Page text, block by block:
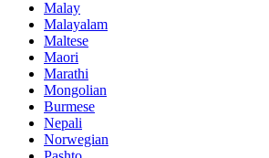
Malay
Malayalam
Maltese
Maori
Marathi
Mongolian
Burmese
Nepali
Norwegian